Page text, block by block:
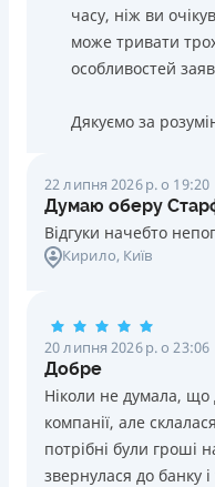
часу, ніж ви
може тривати
особливостей
Дякуємо за
22 липня 2026 р. о 19:20
Думаю оберу
Відгуки начебто
Кирило, Київ
20 липня 2026 р. о 23:06
Добре
Ніколи не думала, що
компанії, але
потрібні були
звернулася до банку